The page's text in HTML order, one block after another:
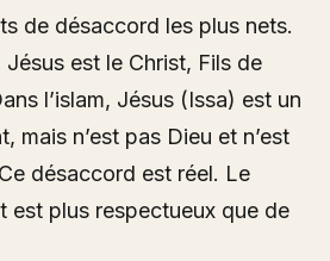
de désaccord les plus nets.
Jésus est le Christ, Fils de
l’islam, Jésus (Issa) est un
mais n’est pas Dieu et n’est
désaccord est réel. Le
est plus respectueux que de